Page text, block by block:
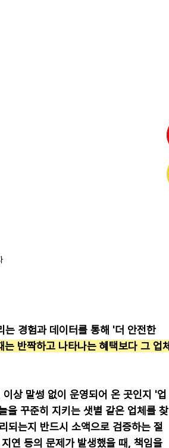
경험과 데이터를 통해 '더 안전한
반짝하고 나타나는 혜택보다 그 업체
상 말썽 없이 운영되어 온 곳인지 '업
을 꾸준히 지키는 샛별 같은 업체를 찾
되는지 반드시 소액으로 검증하는 절
연 등의 문제가 발생했을 때, 책임을